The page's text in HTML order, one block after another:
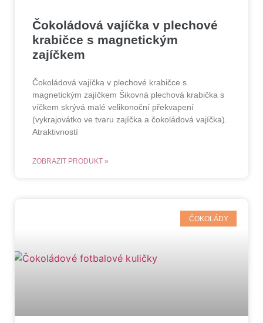
Čokoládová vajíčka v plechové
krabičce s magnetickým
zajíčkem
Čokoládová vajíčka v plechové krabičce s
magnetickým zajíčkem Šikovná plechová krabička s
víčkem skrývá malé velikonoční překvapení
(vykrajovátko ve tvaru zajíčka a čokoládová vajíčka).
Atraktivností
ZOBRAZIT PRODUKT »
ČOKOLÁDY